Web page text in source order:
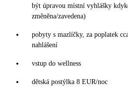
být úpravou místní vyhlášky
změněna/zavedena)
pobyty s mazlíčky, za poplatek
nahlášení
vstup do wellness
dětská postýlka 8 EUR/noc